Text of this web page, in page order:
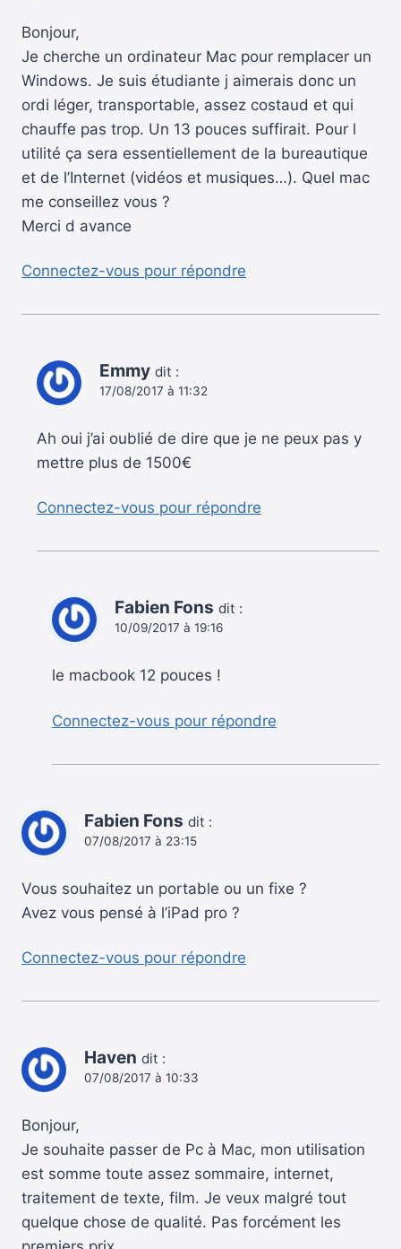
Bonjour,
Je cherche un ordinateur Mac pour remplacer un
Windows. Je suis étudiante j aimerais donc un
ordi léger, transportable, assez costaud et qui
chauffe pas trop. Un 13 pouces suffirait. Pour l
utilité ça sera essentiellement de la bureautique
et de l’Internet (vidéos et musiques…). Quel mac
me conseillez vous ?
Merci d avance
Connectez-vous pour répondre
Emmy dit :
17/08/2017 à 11:32
Ah oui j’ai oublié de dire que je ne peux pas y
mettre plus de 1500€
Connectez-vous pour répondre
Fabien Fons dit :
10/09/2017 à 19:16
le macbook 12 pouces !
Connectez-vous pour répondre
Fabien Fons dit :
07/08/2017 à 23:15
Vous souhaitez un portable ou un fixe ?
Avez vous pensé à l’iPad pro ?
Connectez-vous pour répondre
Haven dit :
07/08/2017 à 10:33
Bonjour,
Je souhaite passer de Pc à Mac, mon utilisation
est somme toute assez sommaire, internet,
traitement de texte, film. Je veux malgré tout
quelque chose de qualité. Pas forcément les